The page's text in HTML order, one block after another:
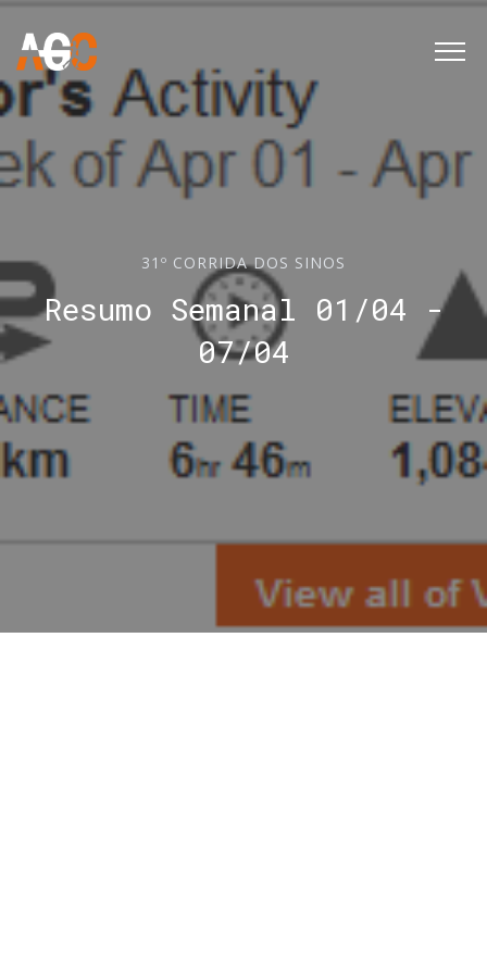
31º CORRIDA DOS SINOS
Resumo Semanal 01/04 -
07/04